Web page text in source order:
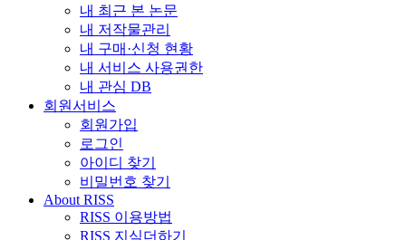
내 최근 본 논문
내 저작물관리
내 구매·신청 현황
내 서비스 사용권한
내 관심 DB
회원서비스
회원가입
로그인
아이디 찾기
비밀번호 찾기
About RISS
RISS 이용방법
RISS 지식더하기